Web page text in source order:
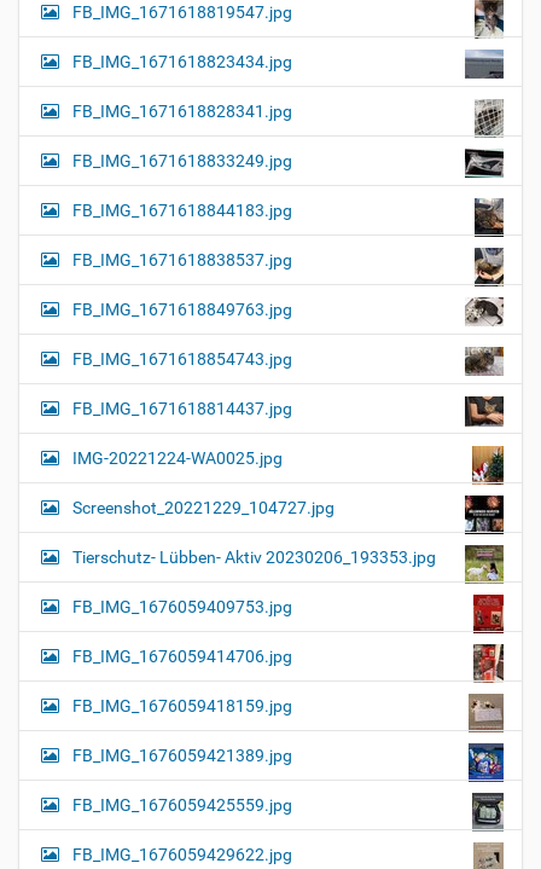
FB_IMG_1671618819547.jpg
FB_IMG_1671618823434.jpg
FB_IMG_1671618828341.jpg
FB_IMG_1671618833249.jpg
FB_IMG_1671618844183.jpg
FB_IMG_1671618838537.jpg
FB_IMG_1671618849763.jpg
FB_IMG_1671618854743.jpg
FB_IMG_1671618814437.jpg
IMG-20221224-WA0025.jpg
Screenshot_20221229_104727.jpg
Tierschutz- Lübben- Aktiv 20230206_193353.jpg
FB_IMG_1676059409753.jpg
FB_IMG_1676059414706.jpg
FB_IMG_1676059418159.jpg
FB_IMG_1676059421389.jpg
FB_IMG_1676059425559.jpg
FB_IMG_1676059429622.jpg